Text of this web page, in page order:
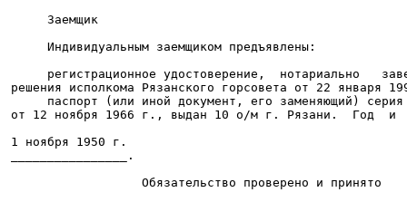
Заемщик
      Индивидуальным заемщиком предъявлены:
регистрационное удостоверение,  нотариально
решения исполкома Рязанского горсовета от 22 января
паспорт (или иной документ, его заменяющий)
от 12 ноября 1966 г., выдан 10 о/м г. Рязани.  Год  и
1 ноября 1950 г.
________________.
                   Обязательство проверено и принято